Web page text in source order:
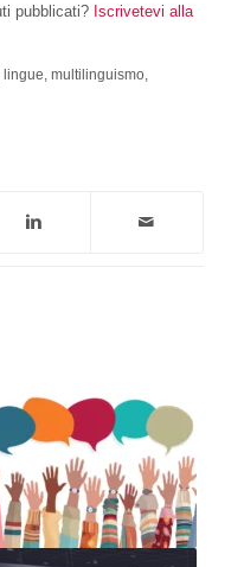
pubblicati? Iscrivetevi alla
lingue multilinguismo,